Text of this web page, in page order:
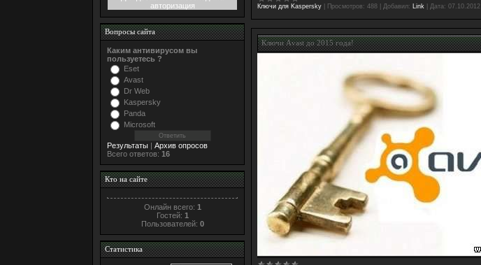
авторизация
Вопросы сайта
Каким антивирусом вы
пользуетесь ?
Eset
Avast
Dr Web
Kaspersky
Panda
Microsoft
Результаты | Архив опросов
Всего ответов: 16
Кто на сайте
Онлайн всего: 1
Гостей: 1
Пользователей: 0
Статистика
Ключи для Kaspersky Просмотров: 488 Добавил: Link Дата: 07.10.2012
Ключи Аvast до 2015 года!